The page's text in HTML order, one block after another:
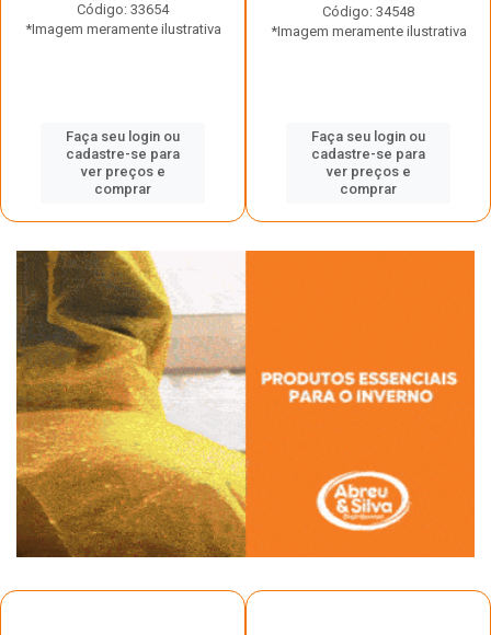
Código: 33654
*Imagem meramente ilustrativa
Faça seu login ou
cadastre-se para
ver preços e
comprar
Código: 34548
*Imagem meramente ilustrativa
Faça seu login ou
cadastre-se para
ver preços e
comprar